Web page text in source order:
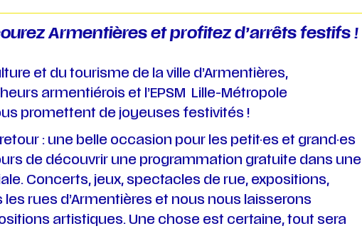
Armentières et profitez d’arrêts festifs !
et du tourisme de la ville d’Armentières,
armentiérois et l’EPSM Lille-Métropole
promettent de joyeuses festivités !
: une belle occasion pour les petit·es et grand·es
de découvrir une programmation gratuite dans une
Concerts, jeux, spectacles de rue, expositions,
rues d’Armentières et nous nous laisserons
artistiques. Une chose est certaine, tout sera